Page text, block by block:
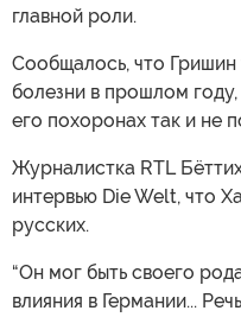
главной роли.
Сообщалось, что
болезни в прошлом году,
его похоронах так и не
Журналистка RTL
интервью Die Welt, что
русских.
“Он мог быть своего
влияния в Германии...